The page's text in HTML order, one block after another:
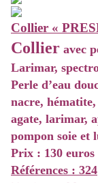
Collier «
Collier avec
Larimar,
Perle d’eau
nacre,
agate, larimar,
pompon soie et
Prix : 130 euros
Références : 324